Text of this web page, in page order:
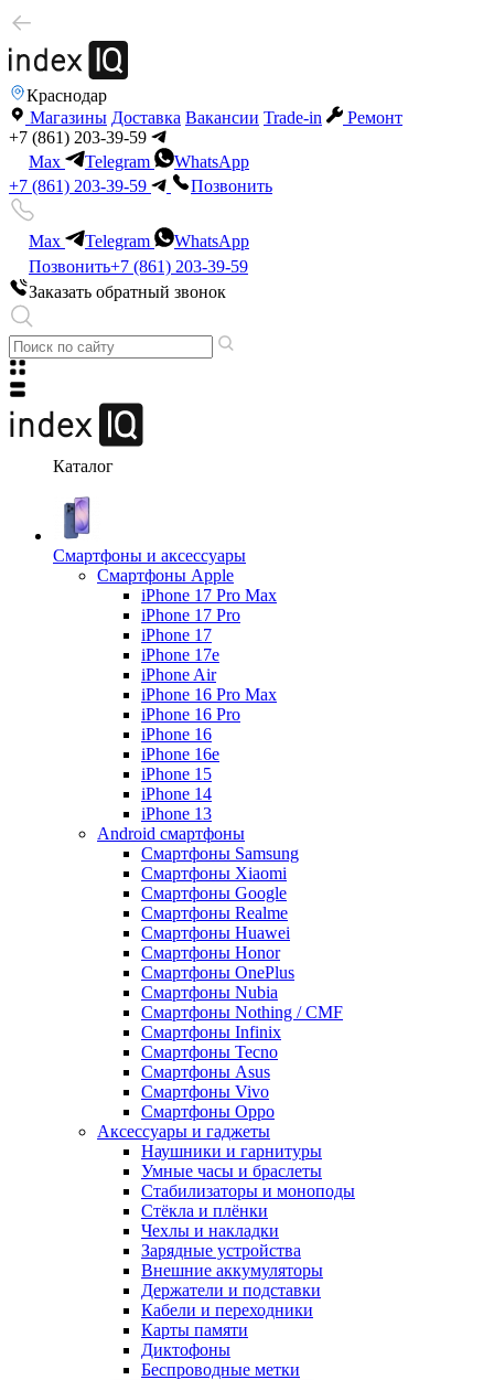
Краснодар
Магазины Доставка Вакансии Trade-in
Ремонт
+7 (861) 203-39-59
Max
Telegram
WhatsApp
+7 (861) 203-39-59
Позвонить
Max Telegram
WhatsApp
Позвонить+7 (861) 203-39-59
Заказать обратный звонок
Каталог
Смартфоны и аксессуары
Смартфоны Apple
iPhone 17 Pro Max
iPhone 17 Pro
iPhone 17
iPhone 17e
iPhone Air
iPhone 16 Pro Max
iPhone 16 Pro
iPhone 16
iPhone 16e
iPhone 15
iPhone 14
iPhone 13
Android cмартфоны
Смартфоны Samsung
Смартфоны Xiaomi
Смартфоны Google
Смартфоны Realme
Смартфоны Huawei
Смартфоны Honor
Смартфоны OnePlus
Смартфоны Nubia
Смартфоны Nothing / CMF
Смартфоны Infinix
Смартфоны Tecno
Смартфоны Asus
Смартфоны Vivo
Смартфоны Oppo
Аксессуары и гаджеты
Наушники и гарнитуры
Умные часы и браслеты
Стабилизаторы и моноподы
Стёкла и плёнки
Чехлы и накладки
Зарядные устройства
Внешние аккумуляторы
Держатели и подставки
Кабели и переходники
Карты памяти
Диктофоны
Беспроводные метки